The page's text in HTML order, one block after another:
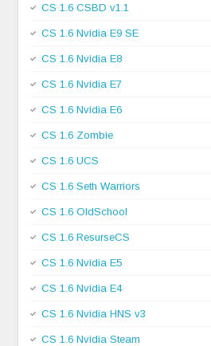
CS 1.6 CSBD v1.1
CS 1.6 Nvidia E9 SE
CS 1.6 Nvidia E8
CS 1.6 Nvidia E7
CS 1.6 Nvidia E6
CS 1.6 Zombie
CS 1.6 UCS
CS 1.6 Seth Warriors
CS 1.6 OldSchool
CS 1.6 ResurseCS
CS 1.6 Nvidia E5
CS 1.6 Nvidia E4
CS 1.6 Nvidia HNS v3
CS 1.6 Nvidia Steam